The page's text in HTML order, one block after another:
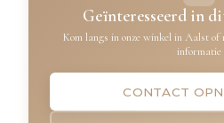
Geïnteresseerd in
Kom langs in onze winkel in Aalst of
informatie
CONTACT